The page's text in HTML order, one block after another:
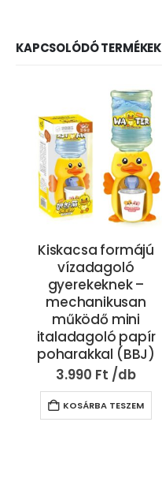
KAPCSOLÓDÓ TERMÉKEK
Kiskacsa formájú
vízadagoló
gyerekeknek –
mechanikusan
működő mini
italadagoló papír
poharakkal (BBJ)
3.990 Ft
KOSÁRBA TESZEM